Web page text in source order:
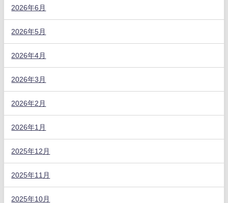
2026年6月
2026年5月
2026年4月
2026年3月
2026年2月
2026年1月
2025年12月
2025年11月
2025年10月